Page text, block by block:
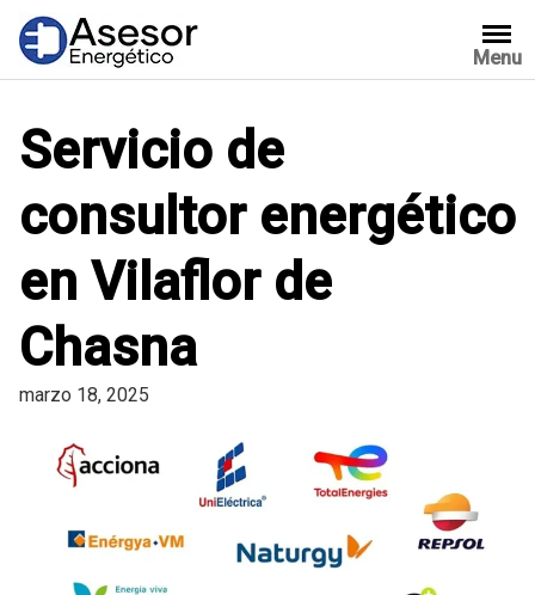
Saltar
contenido
Menu
Servicio de
consultor energético
en Vilaflor de
Chasna
marzo 18, 2025